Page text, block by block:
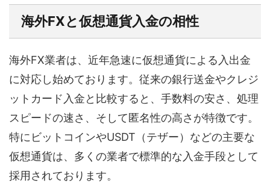
海外FXと仮想通貨入金の相性
海外FX業者は、近年急速に仮想通貨による入出金
に対応し始めております。従来の銀行送金やクレジ
ットカード入金と比較すると、手数料の安さ、処理
スピードの速さ、そして匿名性の高さが特徴です。
特にビットコインやUSDT（テザー）などの主要な
仮想通貨は、多くの業者で標準的な入金手段として
採用されております。